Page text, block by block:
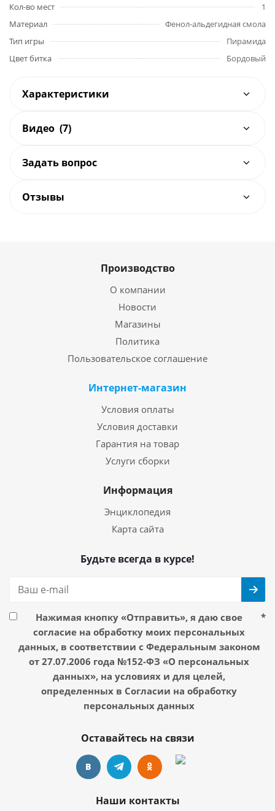
Кол-во мест
1
Материал
Фенол-альдегидная смола
Тип игры
Пирамида
Цвет битка
Бордовый
Характеристики
Видео (7)
Задать вопрос
Отзывы
Производство
О компании
Новости
Магазины
Политика
Пользовательское соглашение
Интернет-магазин
Условия оплаты
Условия доставки
Гарантия на товар
Услуги сборки
Информация
Энциклопедия
Карта сайта
Будьте всегда в курсе!
Нажимая кнопку «Отправить», я даю свое
согласие на обработку моих персональных
данных, в соответствии с Федеральным законом
от 27.07.2006 года №152-ФЗ «О персональных
данных», на условиях и для целей,
определенных в Согласии на обработку
персональных данных
*
Оставайтесь на связи
Наши контакты